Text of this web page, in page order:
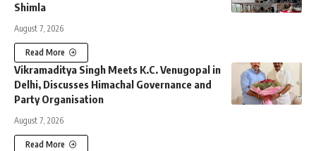
Shimla
August 7, 2026
Read More
Vikramaditya Singh Meets K.C. Venugopal in
Delhi, Discusses Himachal Governance and
Party Organisation
August 7, 2026
Read More